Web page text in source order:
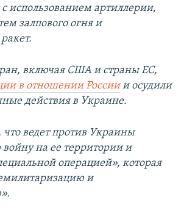
с использованием артиллерии,
залпового огня и
включая США и страны ЕС,
в отношении Россиии осудили
действия в Украине.
что ведет против Украины
на ее территории и
операцией», которая
и